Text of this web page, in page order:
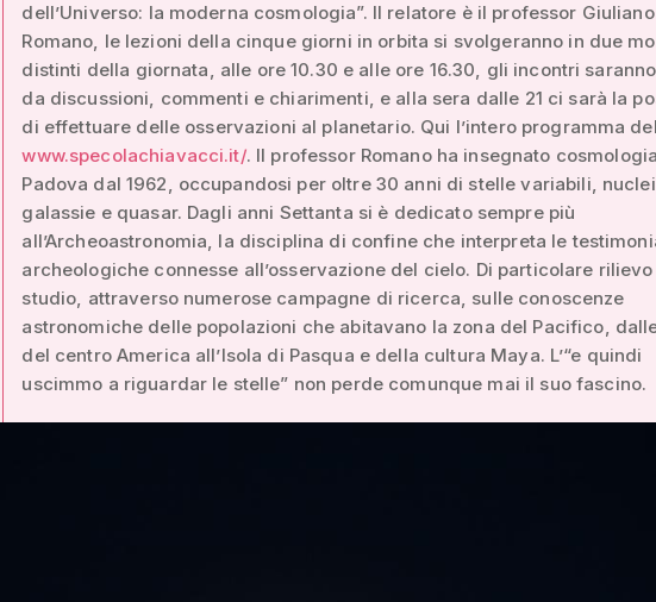
dell’Universo: la moderna cosmologia”. Il relatore è il professor Giuliano
Romano, le lezioni della cinque giorni in orbita si svolgeranno in due
distinti della giornata, alle ore 10.30 e alle ore 16.30, gli incontri
da discussioni, commenti e chiarimenti, e alla sera dalle 21 ci sarà la
di effettuare delle osservazioni al planetario. Qui l’intero programma
www.specolachiavacci.it/. Il professor Romano ha insegnato
Padova dal 1962, occupandosi per oltre 30 anni di stelle variabili,
galassie e quasar. Dagli anni Settanta si è dedicato sempre più
all’Archeoastronomia, la disciplina di confine che interpreta le
archeologiche connesse all’osservazione del cielo. Di particolare
studio, attraverso numerose campagne di ricerca, sulle conoscenze
astronomiche delle popolazioni che abitavano la zona del Pacifico,
del centro America all’Isola di Pasqua e della cultura Maya. L’“e quindi
uscimmo a riguardar le stelle” non perde comunque mai il suo fascino.